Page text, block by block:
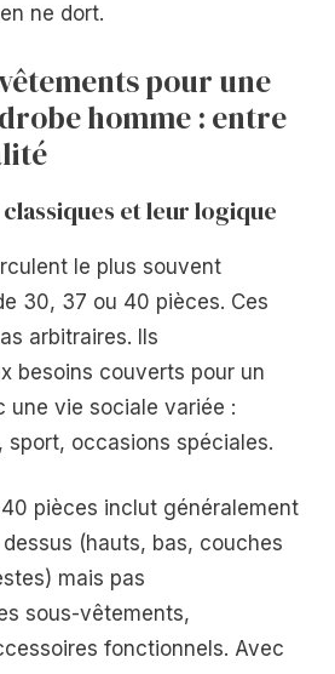
ne dort.
pour une
homme : entre
et leur logique
le plus souvent
30, 37 ou 40 pièces. Ces
arbitraires. Ils
besoins couverts pour un
une vie sociale variée :
sport, occasions spéciales.
pièces inclut généralement
(hauts, bas, couches
mais pas
sous-vêtements,
fonctionnels. Avec